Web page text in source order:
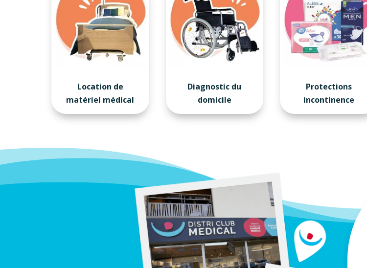
Location de
matériel médical
Diagnostic du
domicile
Protections
incontinence